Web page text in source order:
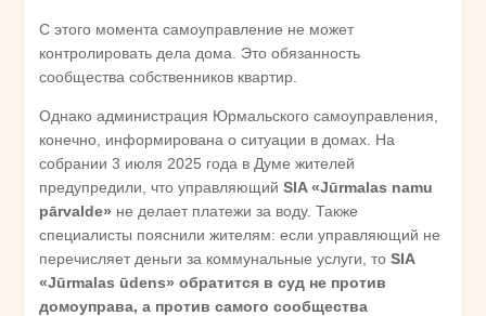
С этого момента самоуправление не может
контролировать дела дома. Это обязанность
сообщества собственников квартир.
Однако администрация Юрмальского самоуправления,
конечно, информирована о ситуации в домах. На
собрании 3 июля 2025 года в Думе жителей
предупредили, что управляющий SIA«Jūrmalas namu
pārvalde» не делает платежи за воду. Также
специалисты пояснили жителям: если управляющий не
перечисляет деньги за коммунальные услуги, то SIA
«Jūrmalas ūdens» обратится в суд не против
домоуправа, а против самого сообщества